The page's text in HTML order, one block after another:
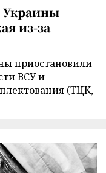
Украины
из-за
приостановили
ВСУ и
(ТЦК,